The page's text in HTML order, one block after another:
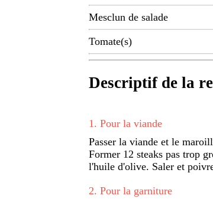
Mesclun de salade
Tomate(s)
Descriptif de la
1 . Pour la viande
Passer la viande et le
Former 12 steaks pas trop
l'huile d'olive. Saler et
2. Pour la garniture